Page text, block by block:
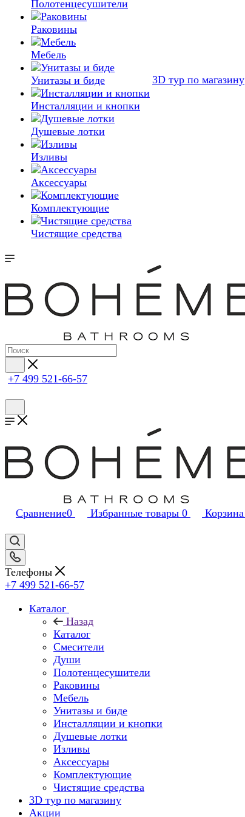
Полотенцесушители
Раковины
Мебель
Унитазы и биде
Инсталляции и кнопки
Душевые лотки
Изливы
Аксессуары
Комплектующие
Чистящие средства
3D тур по магазину
+7 499 521-66-57
Сравнение0 Избранные товары 0 Корзина
Телефоны
+7 499 521-66-57
Каталог
Назад
Каталог
Смесители
Души
Полотенцесушители
Раковины
Мебель
Унитазы и биде
Инсталляции и кнопки
Душевые лотки
Изливы
Аксессуары
Комплектующие
Чистящие средства
3D тур по магазину
Акции